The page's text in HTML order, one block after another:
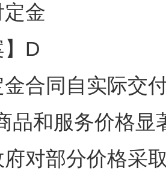
金
】D
金合同自实际交
品和服务价格
对部分价格采